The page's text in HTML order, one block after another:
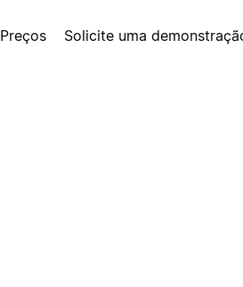
Preços Solicite uma